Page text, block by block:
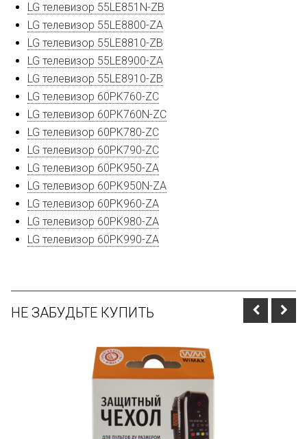
LG телевизор 55LE851N-ZB
LG телевизор 55LE8800-ZA
LG телевизор 55LE8810-ZB
LG телевизор 55LE8900-ZA
LG телевизор 55LE8910-ZB
LG телевизор 60PK760-ZC
LG телевизор 60PK760N-ZC
LG телевизор 60PK780-ZC
LG телевизор 60PK790-ZC
LG телевизор 60PK950-ZA
LG телевизор 60PK950N-ZA
LG телевизор 60PK960-ZA
LG телевизор 60PK980-ZA
LG телевизор 60PK990-ZA
НЕ ЗАБУДЬТЕ КУПИТЬ